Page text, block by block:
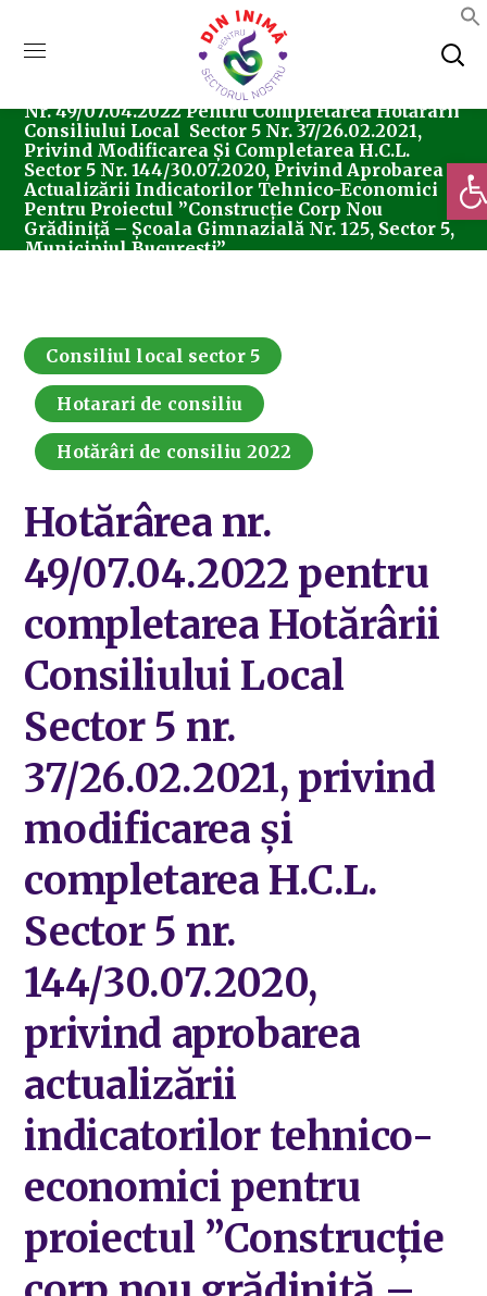
Consiliul Local Sector 5
Nr. 49/07.04.2022 Pentru Completarea Hotărârii
Consiliului Local Sector 5 Nr. 37/26.02.2021,
Privind Modificarea Și Completarea H.C.L.
Sector 5 Nr. 144/30.07.2020, Privind Aprobarea
Actualizării Indicatorilor Tehnico-Economici
Pentru Proiectul ”Construcție Corp Nou
Grădiniță – Școala Gimnazială Nr. 125, Sector 5,
Municipiul București”.
Consiliul local sector 5
Hotarari de consiliu
Hotărâri de consiliu 2022
Hotărârea nr.
49/07.04.2022 pentru
completarea Hotărârii
Consiliului Local
Sector 5 nr.
37/26.02.2021, privind
modificarea și
completarea H.C.L.
Sector 5 nr.
144/30.07.2020,
privind aprobarea
actualizării
indicatorilor tehnico-
economici pentru
proiectul ”Construcție